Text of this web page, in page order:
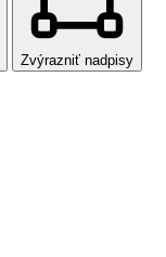
Zvýrazniť nadpisy